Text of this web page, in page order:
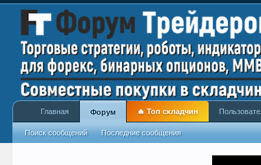
Главная Форум
Поиск сообщений Последние сообщения
🔥 Топ складчин